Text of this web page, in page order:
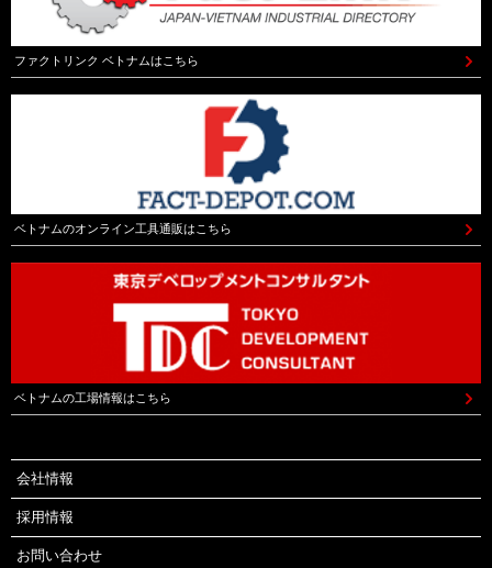
ファクトリンク ベトナムはこちら
ベトナムのオンライン工具通販はこちら
ベトナムの工場情報はこちら
会社情報
採用情報
お問い合わせ